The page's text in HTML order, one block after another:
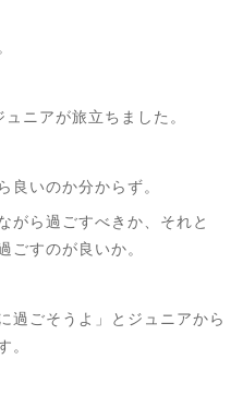
ニアが旅立ちました。
良いのか分からず。
がら過ごすべきか、それと
ごすのが良いか。
過ごそうよ」とジュニアから
。